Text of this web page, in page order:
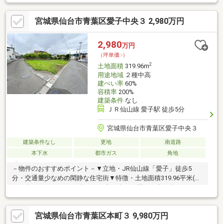
宮城県仙台市青葉区愛子中央３ 2,980万円
2,980万円
（坪単価:-）
土地面積319.96m2
用途地域２種中高
建ぺい率60%
容積率200%
建築条件なし
ＪＲ仙山線 愛子駅 徒歩5分
宮城県仙台市青葉区愛子中央３
建築条件なし 更地
南道路
本下水
都市ガス 角地
－物件のおすすめポイント－▼立地・JR仙山線「愛子」徒歩5
分・交通量少なめの閑静な住宅街▼特徴・土地面積319.96平米(約
96.78坪)※セットバック約1.62平米を含む・間口は南側約14.4m・
東側約25.8mの広さ・建築条件付宅地販売ではありません・お好
きなハウスメーカー・工務店等で建築可・現況更地、即引渡し可
(残金精算後)▼周辺環境・愛子中央二丁目公園 徒歩3分(約230m)※
宮城県仙台市青葉区本町３ 9,980万円